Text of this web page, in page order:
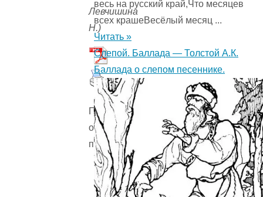
Левчишина
Н.)
Пожалуйста,
оцените
произведение
весь на русский край,Что месяцев
всех крашеВесёлый месяц ...
Читать »
Слепой. Баллада — Толстой А.К.
Баллада о слепом песеннике.